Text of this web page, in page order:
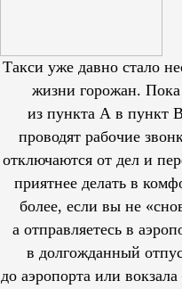
Такси уже давно стало
жизни горожан.
из пункта А в пункт
проводят рабочие
отключаются от дел и
приятнее делать в
более, если вы не
а отправляетесь в
в долгожданный
до аэропорта или